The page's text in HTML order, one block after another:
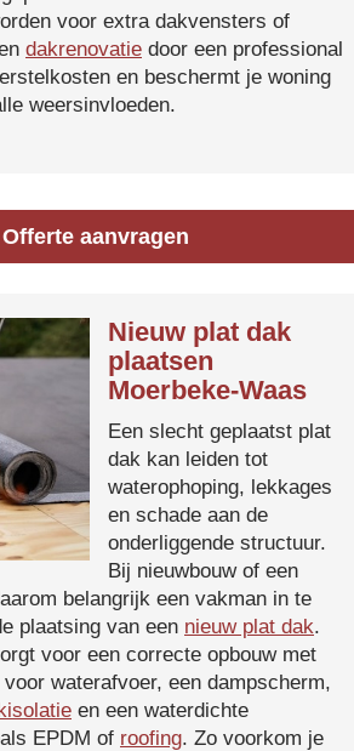
voor extra dakvensters of
dakrenovatie door een professional
en beschermt je woning
weersinvloeden.
Offerte aanvragen
Nieuw plat dak
plaatsen
Moerbeke-Waas
Een slecht geplaatst plat
dak kan leiden tot
waterophoping, lekkages
en schade aan de
onderliggende structuur.
Bij nieuwbouw of een
belangrijk een vakman in te
plaatsing van een nieuw plat dak.
voor een correcte opbouw met
waterafvoer, een dampscherm,
en een waterdichte
EPDM of roofing. Zo voorkom je